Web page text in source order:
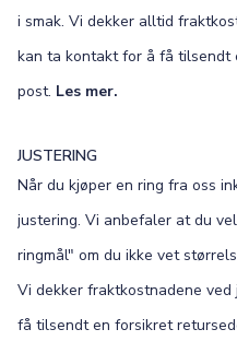
i smak. Vi dekker alltid
kan ta kontakt for å få
post. Les mer.
JUSTERING
Når du kjøper en ring fra oss
justering. Vi anbefaler at du
ringmål" om du ikke vet
Vi dekker fraktkostnadene
få tilsendt en forsikret